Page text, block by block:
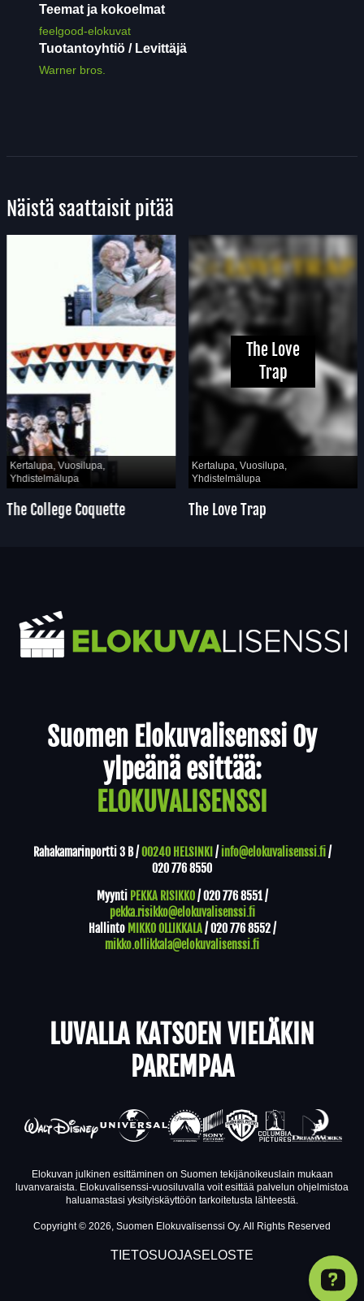
Teemat ja kokoelmat
feelgood-elokuvat
Tuotantoyhtiö / Levittäjä
Warner bros.
Näistä saattaisit pitää
Kertalupa, Vuosilupa,
Yhdistelmälupa
The College Coquette
The Love
Trap
Kertalupa, Vuosilupa,
Yhdistelmälupa
The Love Trap
Suomen Elokuvalisenssi Oy
ylpeänä esittää:
ELOKUVALISENSSI
Rahakamarinportti 3 B /00240 HELSINKI / info@elokuvalisenssi.fi/
020 776 8550
Myynti PEKKA RISIKKO/020 776 8551/
pekka.risikko@elokuvalisenssi.fi
Hallinto MIKKO OLLIKKALA/020 776 8552/
mikko.ollikkala@elokuvalisenssi.fi
LUVALLA KATSOEN VIELÄKIN
PAREMPAA
Elokuvan julkinen esittäminen on Suomen tekijänoikeuslain mukaan
luvanvaraista. Elokuvalisenssi-vuosiluvalla voit esittää palvelun ohjelmistoa
haluamastasi yksityiskäyttöön tarkoitetusta lähteestä.
Copyright © 2026, Suomen Elokuvalisenssi Oy. All Rights Reserved
TIETOSUOJASELOSTE